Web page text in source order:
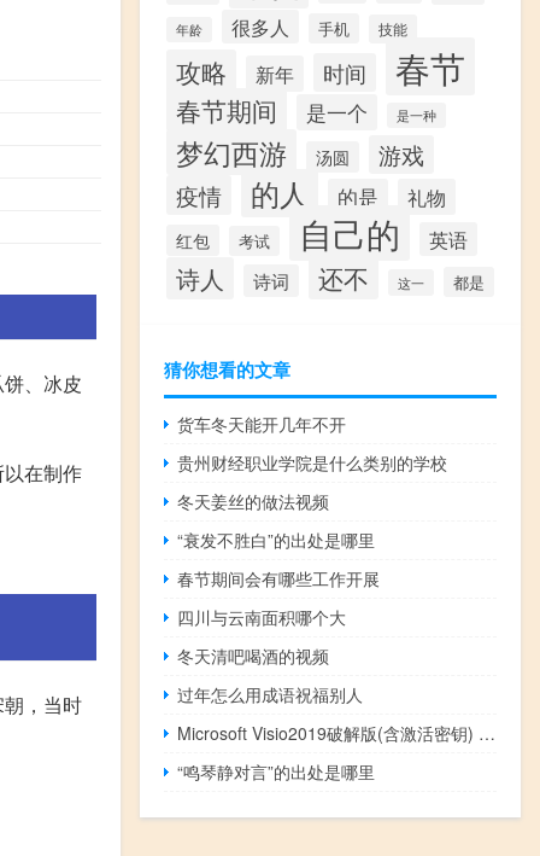
、冰皮
在制作
，当时
年龄 很多人 手机 技能
攻略 新年 时间 春节
春节期间 是一个 是一种
梦幻西游 汤圆 游戏
疫情 的人 的是 礼物
红包 考试 自己的 英语
诗人 诗词 还不 这一 都是
猜你想看的文章
货车冬天能开几年不开
贵州财经职业学院是什么类别的学校
冬天姜丝的做法视频
“衰发不胜白”的出处是哪里
春节期间会有哪些工作开展
四川与云南面积哪个大
冬天清吧喝酒的视频
过年怎么用成语祝福别人
Microsoft Visio2019破解版(含激活密钥) 32/64位 中文免费版（Microsoft Visio2019破解版(含激活密钥) 32/64位 中文免费版功能简介）
“鸣琴静对言”的出处是哪里